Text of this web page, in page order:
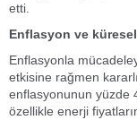
etti.
Enflasyon ve
Enflasyonla
etkisine rağmen
enflasyonunun yüzde
özellikle enerji